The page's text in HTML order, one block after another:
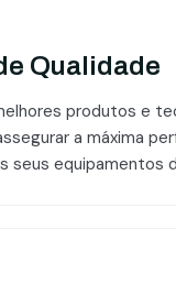
Qualidade
produtos e
a máxima
seus equipamentos